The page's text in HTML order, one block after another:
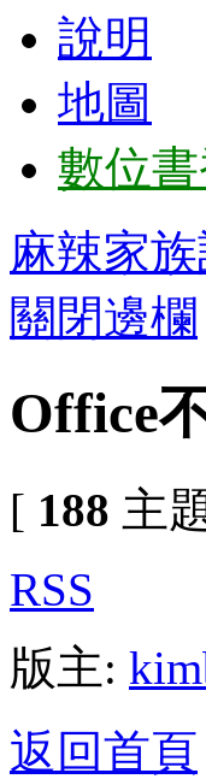
說明
地圖
數位
麻辣家
關閉邊欄
Office
[ 188 主
RSS
版主:
返回首頁